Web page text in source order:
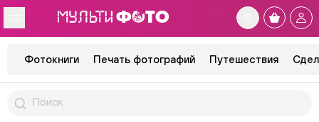
Фотокниги Печать фотографий Путешествия